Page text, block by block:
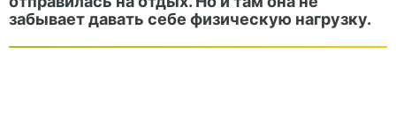
забывает давать себе физическую нагрузку.